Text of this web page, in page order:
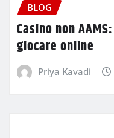
BLOG
Casino non
giocare online
Priya Kavadi